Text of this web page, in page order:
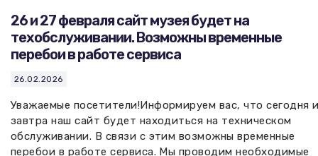
26 и 27 февраля сайт музея будет на
техобслуживании. Возможны временные
перебои в работе сервиса
26.02.2026
Уважаемые посетители!Информируем вас, что сегодня
завтра наш сайт будет находиться на техническом
обслуживании. В связи с этим возможны временные
перебои в работе сервиса. Мы проводим необходимые